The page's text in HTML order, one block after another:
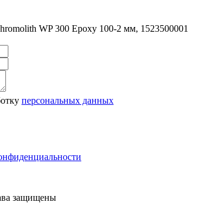
WP 300 Epoxy 100-2 мм, 1523500001
персональных данных
защищены